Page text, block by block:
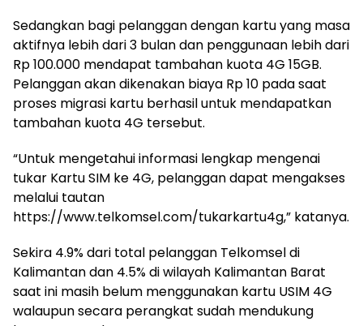
Sedangkan bagi pelanggan dengan kartu yang masa
aktifnya lebih dari 3 bulan dan penggunaan lebih dari
Rp 100.000 mendapat tambahan kuota 4G 15GB.
Pelanggan akan dikenakan biaya Rp 10 pada saat
proses migrasi kartu berhasil untuk mendapatkan
tambahan kuota 4G tersebut.
“Untuk mengetahui informasi lengkap mengenai
tukar Kartu SIM ke 4G, pelanggan dapat mengakses
melalui tautan
https://www.telkomsel.com/tukarkartu4g,” katanya.
Sekira 4.9% dari total pelanggan Telkomsel di
Kalimantan dan 4.5% di wilayah Kalimantan Barat
saat ini masih belum menggunakan kartu USIM 4G
walaupun secara perangkat sudah mendukung